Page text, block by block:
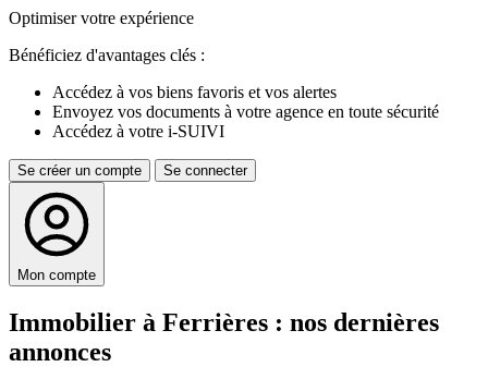
Optimiser votre expérience
Bénéficiez d'avantages clés :
Accédez à vos biens favoris et vos alertes
Envoyez vos documents à votre agence en toute sécurité
Accédez à votre i-SUIVI
Se créer un compte Se connecter
Mon compte
Immobilier à Ferrières : nos dernières
annonces